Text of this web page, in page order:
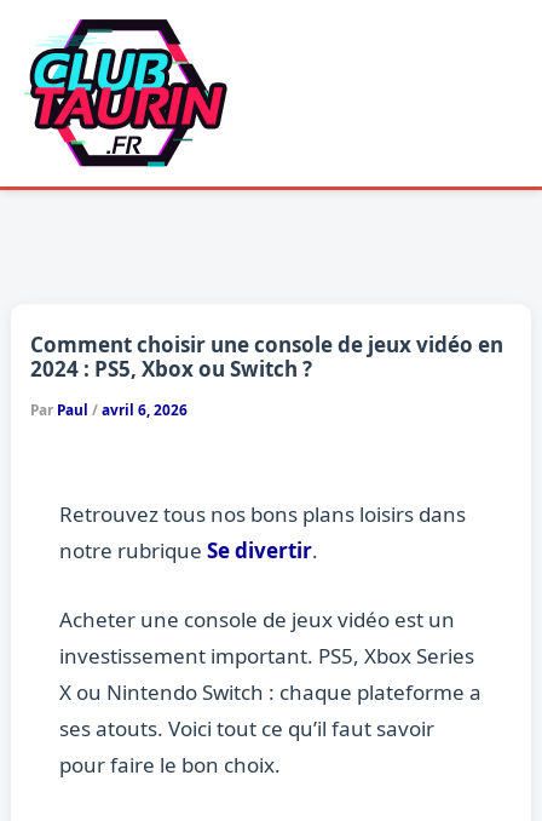
contenu
Comment choisir une console de jeux vidéo en
2024 : PS5, Xbox ou Switch ?
Par Paul /avril 6, 2026
Retrouvez tous nos bons plans loisirs dans
notre rubrique Se divertir.
Acheter une console de jeux vidéo est un
investissement important. PS5, Xbox Series
X ou Nintendo Switch : chaque plateforme a
ses atouts. Voici tout ce qu’il faut savoir
pour faire le bon choix.